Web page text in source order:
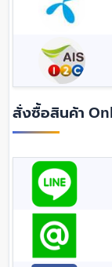
สั่งซื้อสินค้า